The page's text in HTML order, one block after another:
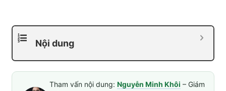
Nội dung
Tham vấn nội dung: Nguyễn Minh Khôi – Giám